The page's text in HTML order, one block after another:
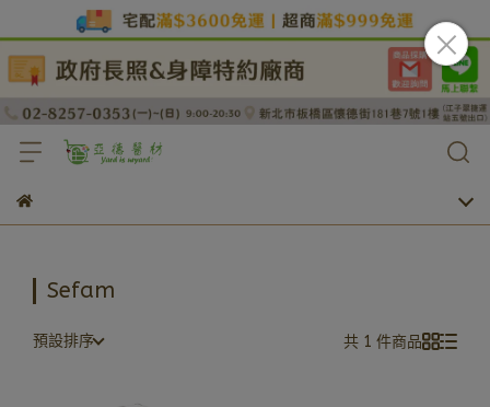
Sefam
預設排序 共 1 件商品